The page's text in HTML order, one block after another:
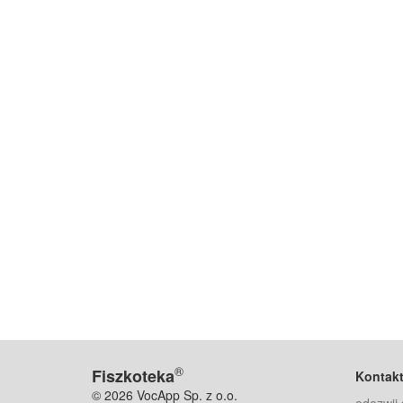
Fiszkoteka®
© 2026 VocApp Sp. z o.o.
Kontakt